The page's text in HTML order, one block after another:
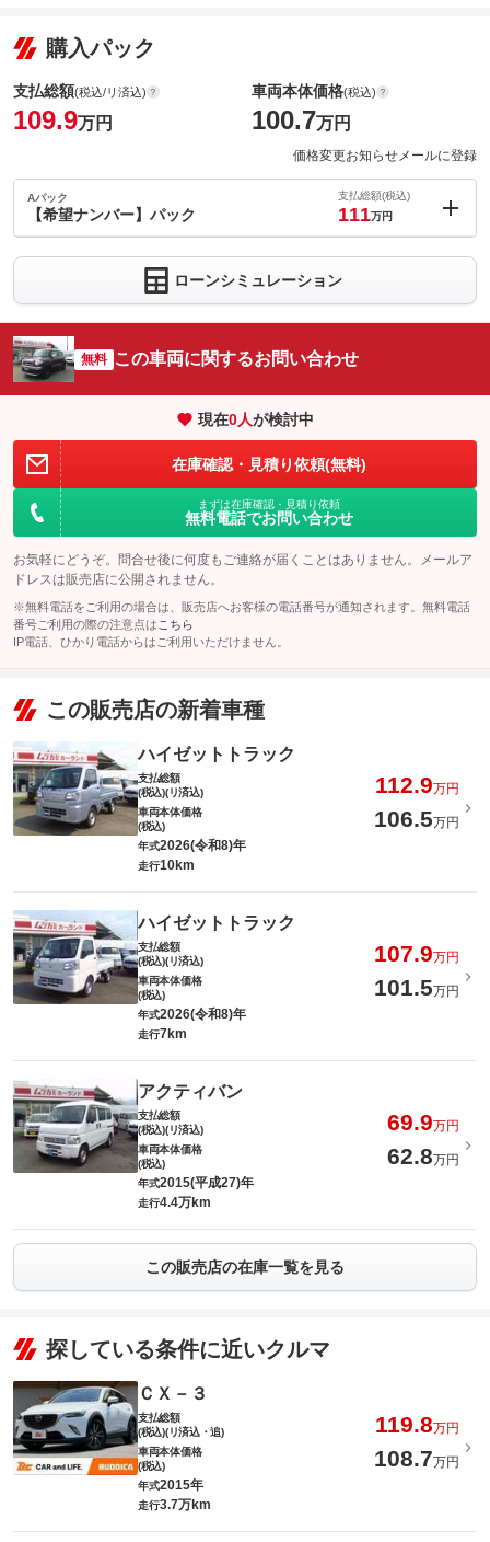
購入パック
支払総額(税込/リ済込)
109.9万円
車両本体価格(税込)
100.7万円
価格変更お知らせメールに登録
Aパック
【希望ナンバー】パック
支払総額(税込)
111万円
1.1 万円
車両本体価
格
希望ナンバーを取得するパックです。お好きな数字・思い出の数
字をお客様の愛車にも！※一部取得出来ないナンバーもございま
す。※人気の数字等は、抽選になることがございます。ご了承く
このパックの見積もり依頼（無料）
ローンシミュレーション
無料 この車両に関するお問い合わせ
現在0人が検討中
在庫確認・見積り依頼(無料)
まずは在庫確認・見積り依頼
無料電話でお問い合わせ
お気軽にどうぞ。問合せ後に何度もご連絡が届くことはありません。メールア
ドレスは販売店に公開されません。
※無料電話をご利用の場合は、販売店へお客様の電話番号が通知されます。無料電話
番号ご利用の際の注意点は こちら
IP電話、ひかり電話からはご利用いただけません。
この販売店の新着車種
ハイゼットトラック
支払総額
(税込)(リ済込)
112.9万円
車両本体価格
(税込)
106.5万円
年式2026(令和8)年
走行10km
ハイゼットトラック
支払総額
(税込)(リ済込)
107.9万円
車両本体価格
(税込)
101.5万円
年式2026(令和8)年
走行7km
アクティバン
支払総額
(税込)(リ済込)
69.9万円
車両本体価格
(税込)
62.8万円
年式2015(平成27)年
走行4.4万km
この販売店の在庫一覧を見る
探している条件に近いクルマ
ＣＸ－３
支払総額
(税込)(リ済込・追)
119.8万円
車両本体価格
(税込)
108.7万円
年式2015年
走行3.7万km